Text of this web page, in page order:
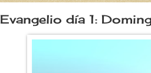
Evangelio día 1: